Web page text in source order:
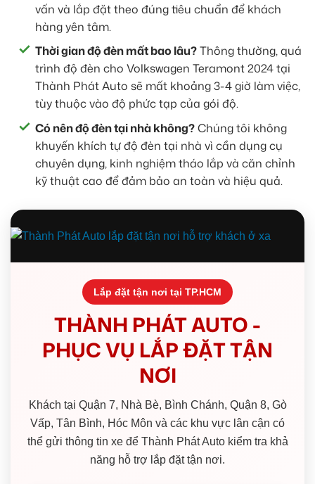
vấn và lắp đặt theo đúng tiêu chuẩn để khách
hàng yên tâm.
Thời gian độ đèn mất bao lâu?Thông thường, quá
trình độ đèn cho Volkswagen Teramont 2024 tại
Thành Phát Auto sẽ mất khoảng 3-4 giờ làm việc,
tùy thuộc vào độ phức tạp của gói độ.
Có nên độ đèn tại nhà không?Chúng tôi không
khuyến khích tự độ đèn tại nhà vì cần dụng cụ
chuyên dụng, kinh nghiệm tháo lắp và căn chỉnh
kỹ thuật cao để đảm bảo an toàn và hiệu quả.
Lắp đặt tận nơi tại TP.HCM
THÀNH PHÁT AUTO -
PHỤC VỤ LẮP ĐẶT TẬN
NƠI
Khách tại Quận 7, Nhà Bè, Bình Chánh, Quận 8, Gò
Vấp, Tân Bình, Hóc Môn và các khu vực lân cận có
thể gửi thông tin xe để Thành Phát Auto kiểm tra khả
năng hỗ trợ lắp đặt tận nơi.